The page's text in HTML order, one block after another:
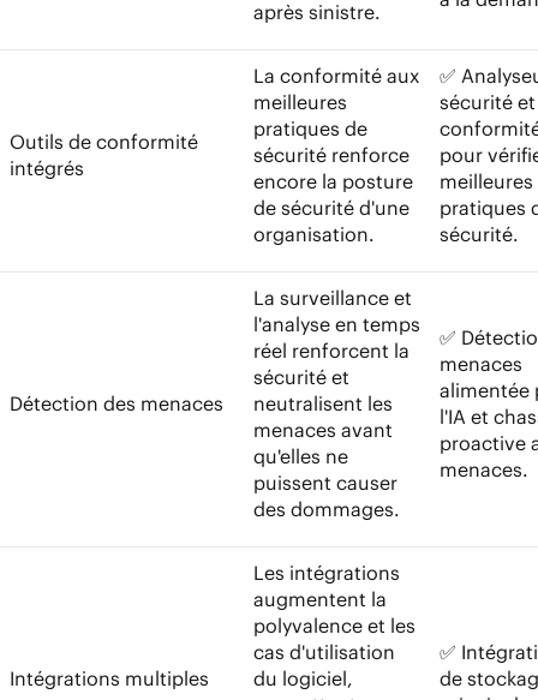
après sinistre.
Outils de conformité
intégrés
La conformité aux
meilleures
pratiques de
sécurité renforce
encore la posture
de sécurité d'une
organisation.
✅
sécurité
pour
meilleures
pratiques
sécurité.
Détection des menaces
La surveillance et
l'analyse en temps
réel renforcent la
sécurité et
neutralisent les
menaces avant
qu'elles ne
puissent causer
des dommages.
✅
menaces
alimentée
l'IA et
proactive
menaces.
Intégrations multiples
Les intégrations
augmentent la
polyvalence et les
cas d'utilisation
du logiciel,
✅
de